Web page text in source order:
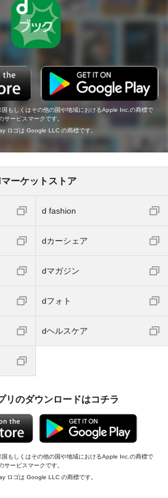
もしくはその他の国や地域におけるApple Inc.の商標で
ービスマークです。
ロゴは Google LLC の商標です。
ーケットストア
d fashion
dカーシェア
dマガジン
dフォト
dヘルスケア
リのダウンロードはコチラ
もしくはその他の国や地域におけるApple Inc.の商標で
ービスマークです。
ロゴは Google LLC の商標です。